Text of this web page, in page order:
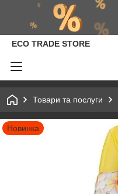
ECO TRADE STORE
Товари та послуги
Новинка